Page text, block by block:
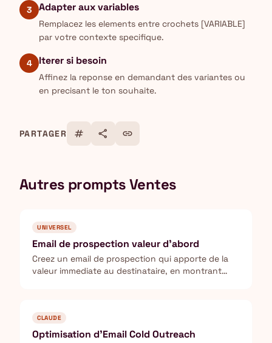
3 Adapter aux variables
Remplacez les elements entre crochets [VARIABLE]
par votre contexte specifique.
4 Iterer si besoin
Affinez la reponse en demandant des variantes ou
en precisant le ton souhaite.
PARTAGER tag share link
Autres prompts Ventes
UNIVERSEL
Email de prospection valeur d'abord
Creez un email de prospection qui apporte de la
valeur immediate au destinataire, en montrant
CLAUDE
Optimisation d'Email Cold Outreach